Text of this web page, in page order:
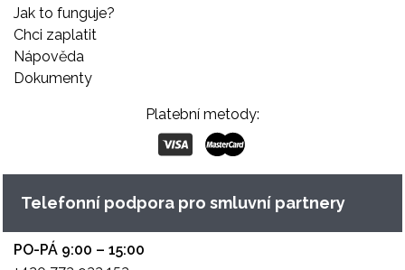
Jak to funguje?
Chci zaplatit
Nápověda
Dokumenty
Platební metody:
Telefonní podpora pro smluvní partnery
PO-PÁ 9:00 – 15:00